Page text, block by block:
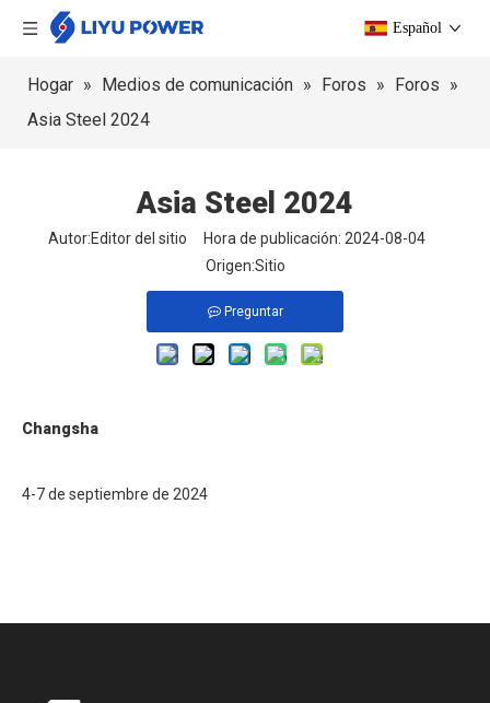
Español
Hogar » Medios de comunicación » Foros » Foros »
Asia Steel 2024
Asia Steel 2024
Autor:Editor del sitio Hora de publicación: 2024-08-04
Origen:Sitio
Preguntar
Changsha
4-7 de septiembre de 2024